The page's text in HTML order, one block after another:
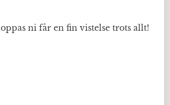
ni får en fin vistelse trots allt!